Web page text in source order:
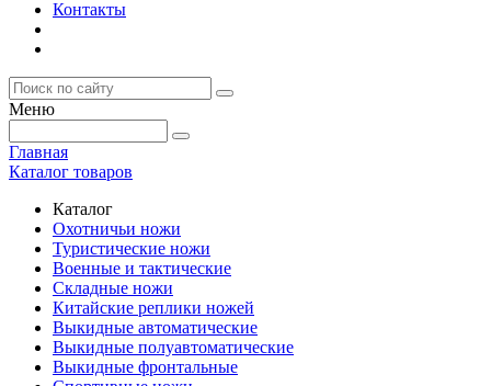
Контакты
Меню
Главная
Каталог товаров
Каталог
Охотничьи ножи
Туристические ножи
Военные и тактические
Складные ножи
Китайские реплики ножей
Выкидные автоматические
Выкидные полуавтоматические
Выкидные фронтальные